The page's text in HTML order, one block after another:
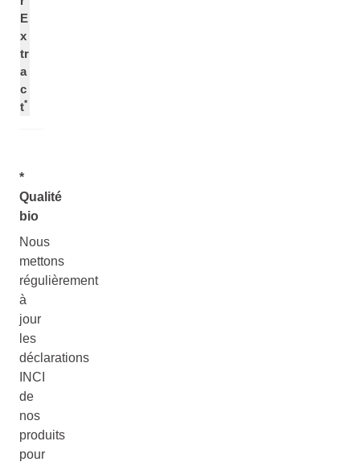
E
x
tr
a
c
t*
*
Qualité
bio
Nous
mettons
régulièrement
à
jour
les
déclarations
INCI
de
nos
produits
pour